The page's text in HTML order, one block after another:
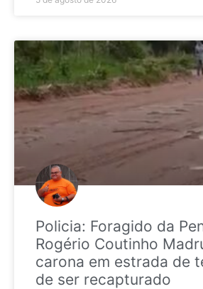
Policia: Foragido da
Rogério Coutinho
carona em estrada de
de ser recapturado